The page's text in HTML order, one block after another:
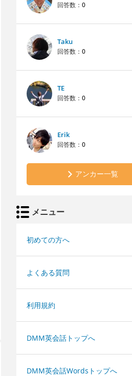
回答数： 0
Taku
回答数： 0
TE
回答数： 0
Erik
回答数： 0
アンカー一覧
メニュー
初めての方へ
よくある質問
利用規約
DMM英会話トップへ
DMM英会話Wordsトップへ